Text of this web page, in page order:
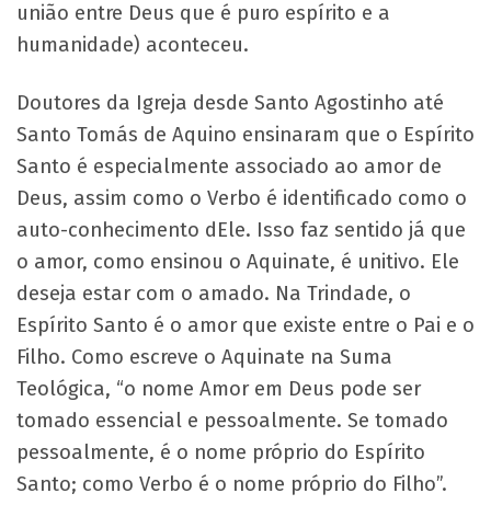
união entre Deus que é puro espírito e a
humanidade) aconteceu.
Doutores da Igreja desde Santo Agostinho até
Santo Tomás de Aquino ensinaram que o Espírito
Santo é especialmente associado ao amor de
Deus, assim como o Verbo é identificado como o
auto-conhecimento dEle. Isso faz sentido já que
o amor, como ensinou o Aquinate, é unitivo. Ele
deseja estar com o amado. Na Trindade, o
Espírito Santo é o amor que existe entre o Pai e o
Filho. Como escreve o Aquinate na Suma
Teológica, “o nome Amor em Deus pode ser
tomado essencial e pessoalmente. Se tomado
pessoalmente, é o nome próprio do Espírito
Santo; como Verbo é o nome próprio do Filho”.